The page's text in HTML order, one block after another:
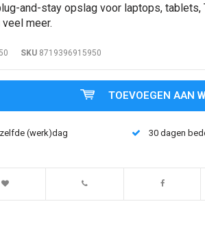
and-stay opslag voor laptops, tablets,
meer.
SKU8719396915950
TOEVOEGEN AAN
(werk)dag
30 dagen